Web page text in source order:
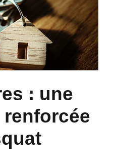
: une